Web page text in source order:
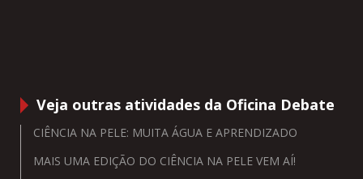
Veja outras atividades da Oficina Debate
CIÊNCIA NA PELE: MUITA ÁGUA E APRENDIZADO
MAIS UMA EDIÇÃO DO CIÊNCIA NA PELE VEM AÍ!